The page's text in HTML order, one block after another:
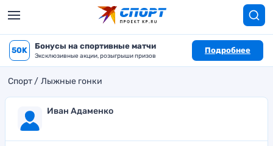
50K Бонусы на спортивные матчи
Эксклюзивные акции, розыгрыши призов
Подробнее
Спорт Лыжные гонки
Иван Адаменко